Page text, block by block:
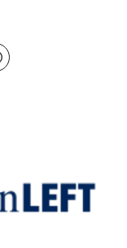
Facebook
X
itt: LinkedInitt: Whatsapp